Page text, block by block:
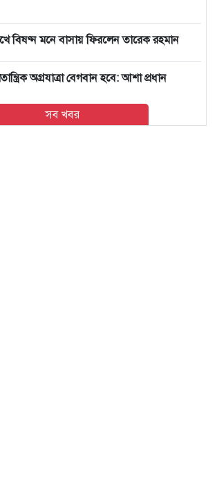
বিষণ্ন মনে বাসায় ফিরলেন তারেক রহমান
অগ্রযাত্রা বেগবান হবে: আশা প্রধান
তরুণীকে সংঘবদ্ধ ধর্ষণ, ২ ঘণ্টা পর রাস্তায়
সব খবর